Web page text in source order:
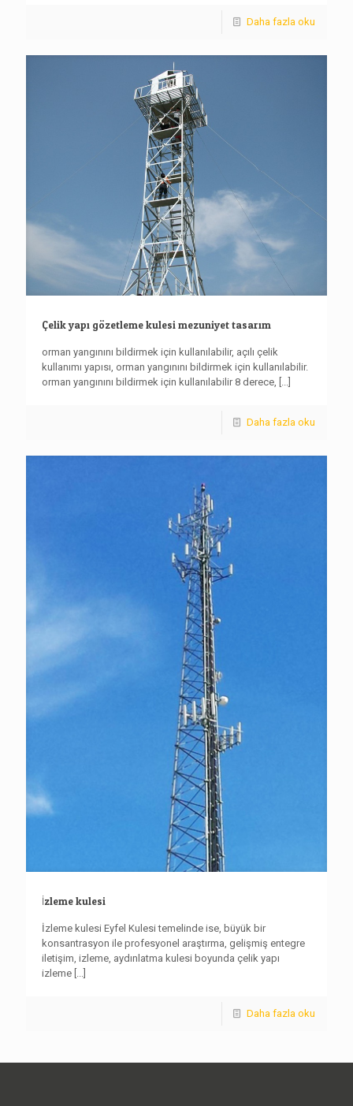
Daha fazla oku
Çelik yapı gözetleme kulesi mezuniyet tasarım
orman yangınını bildirmek için kullanılabilir, açılı çelik
kullanımı yapısı, orman yangınını bildirmek için kullanılabilir.
orman yangınını bildirmek için kullanılabilir 8 derece, [...]
Daha fazla oku
İzleme kulesi
İzleme kulesi Eyfel Kulesi temelinde ise, büyük bir
konsantrasyon ile profesyonel araştırma, gelişmiş entegre
iletişim, izleme, aydınlatma kulesi boyunda çelik yapı
izleme [...]
Daha fazla oku